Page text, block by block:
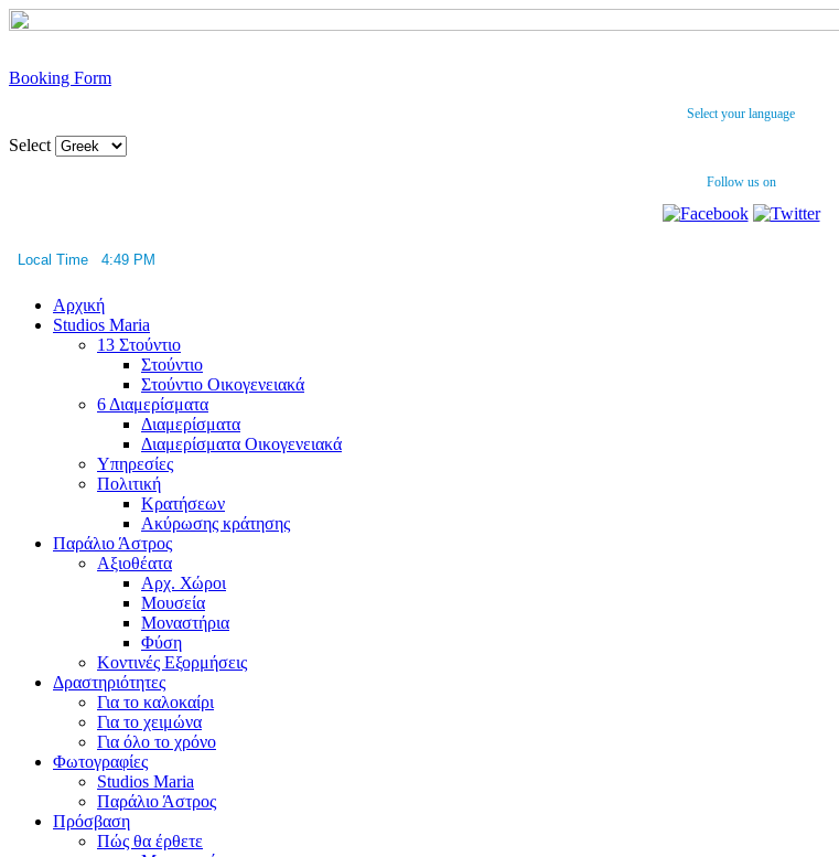
Booking Form
Select your language
Select
Follow us on
Local Time 4:49 PM
Αρχική
Studios Maria
13 Στούντιο
Στούντιο
Στούντιο Οικογενειακά
6 Διαμερίσματα
Διαμερίσματα
Διαμερίσματα Οικογενειακά
Υπηρεσίες
Πολιτική
Κρατήσεων
Ακύρωσης κράτησης
Παράλιο Άστρος
Αξιοθέατα
Αρχ. Χώροι
Μουσεία
Μοναστήρια
Φύση
Κοντινές Εξορμήσεις
Δραστηριότητες
Για το καλοκαίρι
Για το χειμώνα
Για όλο το χρόνο
Φωτογραφίες
Studios Maria
Παράλιο Άστρος
Πρόσβαση
Πώς θα έρθετε